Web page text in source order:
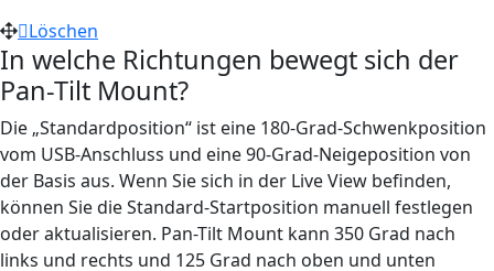
Löschen
In welche Richtungen bewegt sich der
Pan-Tilt Mount?
Die „Standardposition“ ist eine 180-Grad-Schwenkposition
vom USB-Anschluss und eine 90-Grad-Neigeposition von
der Basis aus. Wenn Sie sich in der Live View befinden,
können Sie die Standard-Startposition manuell festlegen
oder aktualisieren. Pan-Tilt Mount kann 350 Grad nach
links und rechts und 125 Grad nach oben und unten